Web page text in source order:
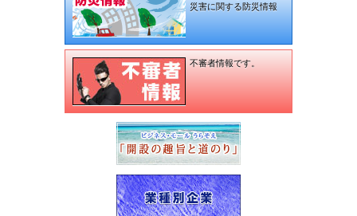
災害に関する防災情報
不審者情報です。